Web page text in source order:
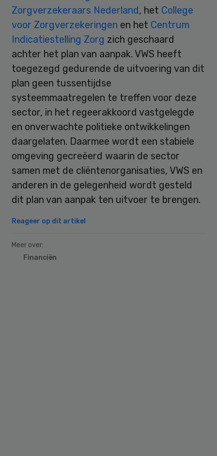
Zorgverzekeraars Nederland, het College
voor Zorgverzekeringen en het Centrum
Indicatiestelling Zorg zich geschaard
achter het plan van aanpak. VWS heeft
toegezegd gedurende de uitvoering van dit
plan geen tussentijdse
systeemmaatregelen te treffen voor deze
sector, in het regeerakkoord vastgelegde
en onverwachte politieke ontwikkelingen
daargelaten. Daarmee wordt een stabiele
omgeving gecreëerd waarin de sector
samen met de cliëntenorganisaties, VWS en
anderen in de gelegenheid wordt gesteld
dit plan van aanpak ten uitvoer te brengen.
Reageer op dit artikel
Meer over:
Financiën